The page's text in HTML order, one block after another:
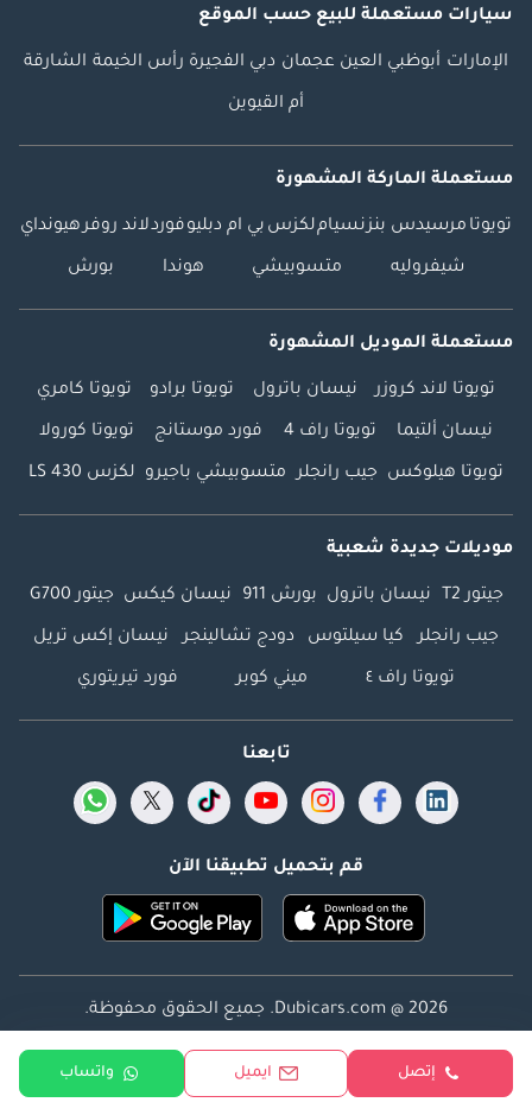
إتصل ايميل واتساب
سيارات مستعملة للبيع حسب الموقع
الإمارات أبوظبي العين عجمان دبي الفجيرة رأس الخيمة الشارقة
أم القيوين
مستعملة الماركة المشهورة
تويوتا مرسيدس بنزنسياملكزس بي ام دبليوفوردلاند روفرهيونداي
شيفروليه متسوبيشي هوندا بورش
مستعملة الموديل المشهورة
تويوتا لاند كروزر نيسان باترول تويوتا برادو تويوتا كامري
نيسان ألتيما تويوتا راف 4 فورد موستانج تويوتا كورولا
تويوتا هيلوكس جيب رانجلر متسوبيشي باجيرو لكزس LS 430
موديلات جديدة شعبية
جيتور T2 نيسان باترول بورش 911 نيسان كيكس جيتور G700
جيب رانجلر كيا سيلتوس دودج تشالينجر نيسان إكس تريل
تويوتا راف ٤ ميني كوبر فورد تيريتوري
تابعنا
قم بتحميل تطبيقنا الآن
Dubicars.com @ 2026. جميع الحقوق محفوظة.
العنوان: 2114 ، برج شذى ، المدينة الإعلامية ، دبي ، الإمارات